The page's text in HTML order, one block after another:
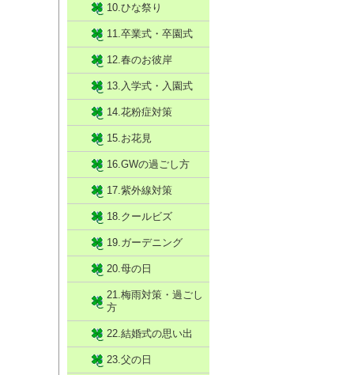
10.ひな祭り
11.卒業式・卒園式
12.春のお彼岸
13.入学式・入園式
14.花粉症対策
15.お花見
16.GWの過ごし方
17.紫外線対策
18.クールビズ
19.ガーデニング
20.母の日
21.梅雨対策・過ごし
方
22.結婚式の思い出
23.父の日